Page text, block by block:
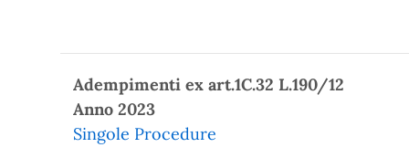
Adempimenti ex art.1C.32 L.190/12
Anno 2023
Singole Procedure